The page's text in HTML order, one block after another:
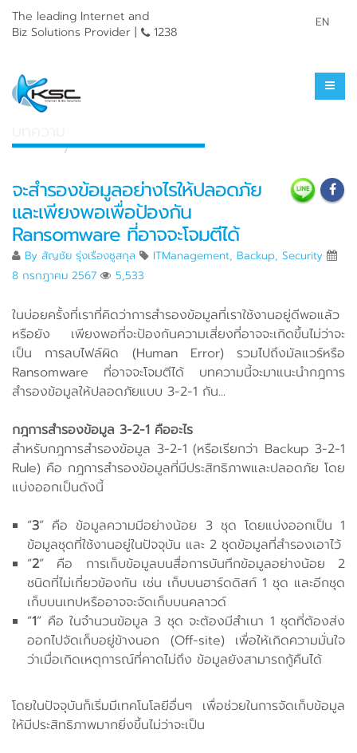
The leading Internet and
Biz Solutions Provider |
1238
EN
ศูนย์รวมความรู้
หน้าแรก ศูนย์รวมความรู้
จะสำรองข้อมูลอย่างไรให้ปลอดภัย
และเพียงพอเพื่อป้องกัน
Ransomware ที่อาจจะโจมตีได้
By สัญชัย รุ่งเรืองชูสกุล ITManagement, Backup, Security
8 กรกฎาคม 2567
5,533
ในบ่อยครั้งที่เราที่คิดว่าการสำรองข้อมูลที่เราใช้งานอยู่ดีพอแล้ว
หรือยัง เพียงพอที่จะป้องกันความเสี่ยงที่อาจจะเกิดขึ้นไม่ว่าจะ
เป็น การลบไฟล์ผิด (Human Error) รวมไปถึงมัลแวร์หรือ
Ransomware ที่อาจจะโจมตีได้ บทความนี้จะมาแนะนำกฎการ
สำรองข้อมูลให้ปลอดภัยแบบ 3-2-1 กัน...
กฎการสำรองข้อมูล 3-2-1 คืออะไร
สำหรับกฎการสำรองข้อมูล 3-2-1 (หรือเรียกว่า Backup 3-2-1
Rule) คือ กฎการสำรองข้อมูลที่มีประสิทธิภาพและปลอดภัย โดย
แบ่งออกเป็นดังนี้
“3” คือ ข้อมูลความมีอย่างน้อย 3 ชุด โดยแบ่งออกเป็น 1
ข้อมูลชุดที่ใช้งานอยู่ในปัจจุบัน และ 2 ชุดข้อมูลที่สำรองเอาไว้
“2” คือ การเก็บข้อมูลบนสื่อการบันทึกข้อมูลอย่างน้อย 2
ชนิดที่ไม่เกี่ยวข้องกัน เช่น เก็บบนฮาร์ดดิสก์ 1 ชุด และอีกชุด
เก็บบนเทปหรืออาจจะจัดเก็บบนคลาวด์
“1” คือ ในจำนวนข้อมูล 3 ชุด จะต้องมีสำเนา 1 ชุดที่ต้องส่ง
ออกไปจัดเก็บอยู่ข้างนอก (Off-site) เพื่อให้เกิดความมั่นใจ
ว่าเมื่อเกิดเหตุการณ์ที่คาดไม่ถึง ข้อมูลยังสามารถกู้คืนได้
โดยในปัจจุบันก็เริ่มมีเทคโนโลยีอื่นๆ เพื่อช่วยในการจัดเก็บข้อมูล
ให้มีประสิทธิภาพมากยิ่งขึ้นไม่ว่าจะเป็น